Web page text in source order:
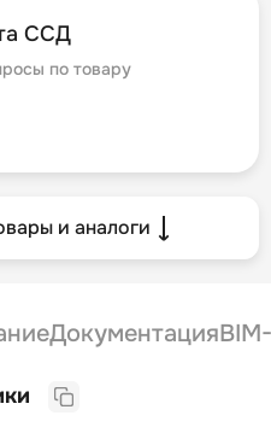
ССД
по товару
и аналоги
Документация